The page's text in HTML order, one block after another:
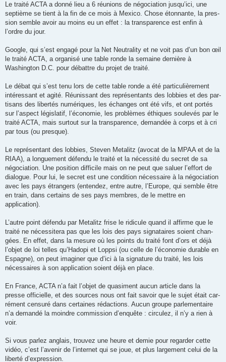
Le traité ACTA a donné lieu a 6 réunions de négo­cia­tion jusqu’ici, une
sep­tième se tient à la fin de ce mois à Mexico. Chose éton­nante, la pres­
sion semble avoir au moins eu un effet : la trans­pa­rence est enfin à
l’ordre du jour.
Google, qui s’est engagé pour la Net Neutrality et ne voit pas d’un bon œil
le traité ACTA, a orga­nisé une table ronde la semaine der­nière à
Washington D.C. pour débattre du projet de traité.
Le débat qui s’est tenu lors de cette table ronde a été par­ti­cu­liè­re­ment
inté­res­sant et agité. Réunissant des repré­sen­tants des lob­bies et des par­
ti­sans des liber­tés numé­riques, les échanges ont été vifs, et ont por­tés
sur l’aspect légis­la­tif, l’économie, les pro­blèmes éthiques sou­le­vés par le
traité ACTA, mais sur­tout sur la trans­pa­rence, deman­dée à corps et à cri
par tous (ou presque).
Le repré­sen­tant des lob­bies, Steven Metalitz (avo­cat de la MPAA et de la
RIAA), a lon­gue­ment défendu le traité et la néces­sité du secret de sa
négo­cia­tion. Une posi­tion dif­fi­cile mais on ne peut que saluer l’effort de
dia­logue. Pour lui, le secret est une condi­tion néces­saire à la négo­cia­tion
avec les pays étran­gers (enten­dez, entre autre, l’Europe, qui semble être
en train, dans cer­tains de ses pays membres, de le mettre en
application).
L’autre point défendu par Metalitz frise le ridi­cule quand il affirme que le
traité ne néces­si­tera pas que les lois des pays signa­taires soient chan­
gées. En effet, dans la mesure où les points du traité font d’ors et déjà
l’objet de loi telles qu’Hadopi et Loppsi (ou celle de l’économie durable en
Espagne), on peut ima­gi­ner que d’ici à la signa­ture du traité, les lois
néces­saires à son appli­ca­tion soient déjà en place.
En France, ACTA n’a fait l’objet de qua­si­ment aucun article dans la
presse offi­cielle, et des sources nous ont fait savoir que le sujet était car­
ré­ment cen­suré dans cer­taines rédac­tions. Aucun groupe par­le­men­taire
n’a demandé la moindre com­mis­sion d’enquête : cir­cu­lez, il n’y a rien à
voir.
Si vous par­lez anglais, trou­vez une heure et demie pour regar­der cette
vidéo, c’est l’avenir de l’internet qui se joue, et plus lar­ge­ment celui de la
liberté d’expression.